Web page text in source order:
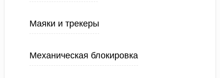
Маяки и трекеры
Механическая блокировка